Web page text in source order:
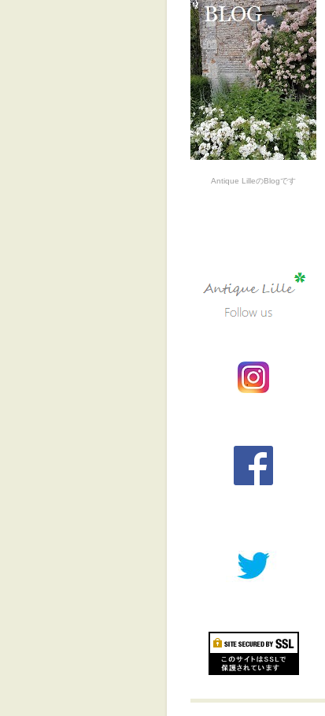
Antique LilleのBlogです